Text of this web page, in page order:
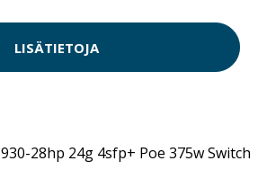
LISÄTIETOJA